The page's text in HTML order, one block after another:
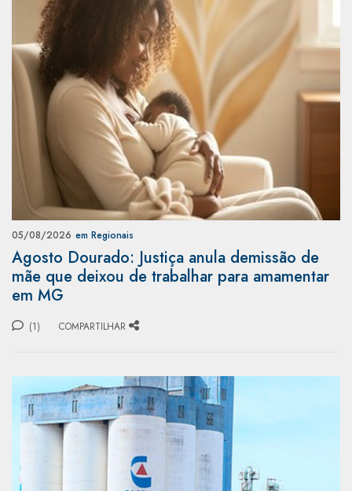
05/08/2026 em Regionais
Agosto Dourado: Justiça anula demissão de
mãe que deixou de trabalhar para amamentar
em MG
(1) COMPARTILHAR